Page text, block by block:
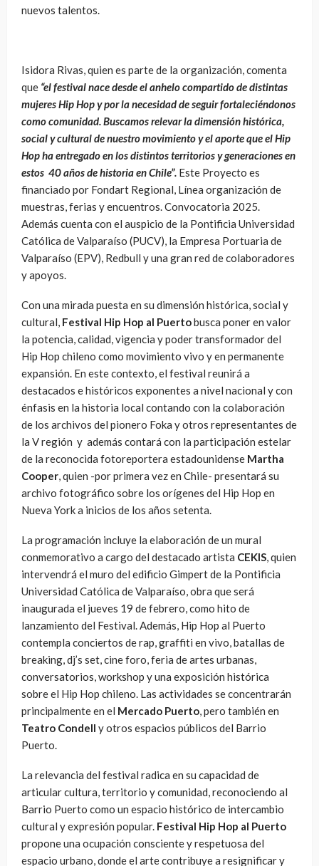
nuevos talentos.
Isidora Rivas, quien es parte de la organización, comenta
que “el festival nace desde el anhelo compartido de distintas
mujeres Hip Hop y por la necesidad de seguir fortaleciéndonos
como comunidad. Buscamos relevar la dimensión histórica,
social y cultural de nuestro movimiento y el aporte que el Hip
Hop ha entregado en los distintos territorios y generaciones en
estos 40 años de historia en Chile”. Este Proyecto es
financiado por Fondart Regional, Línea organización de
muestras, ferias y encuentros. Convocatoria 2025.
Además cuenta con el auspicio de la Pontificia Universidad
Católica de Valparaíso (PUCV), la Empresa Portuaria de
Valparaíso (EPV), Redbull y una gran red de colaboradores
y apoyos.
Con una mirada puesta en su dimensión histórica, social y
cultural, Festival Hip Hop al Puertobusca poner en valor
la potencia, calidad, vigencia y poder transformador del
Hip Hop chileno como movimiento vivo y en permanente
expansión. En este contexto, el festival reunirá a
destacados e históricos exponentes a nivel nacional y con
énfasis en la historia local contando con la colaboración
de los archivos del pionero Foka y otros representantes de
la V región y además contará con la participación estelar
de la reconocida fotoreportera estadounidense Martha
Cooper, quien -por primera vez en Chile- presentará su
archivo fotográfico sobre los orígenes del Hip Hop en
Nueva York a inicios de los años setenta.
La programación incluye la elaboración de un mural
conmemorativo a cargo del destacado artista CEKIS, quien
intervendrá el muro del edificio Gimpert de la Pontificia
Universidad Católica de Valparaíso, obra que será
inaugurada el jueves 19 de febrero, como hito de
lanzamiento del Festival. Además, Hip Hop al Puerto
contempla conciertos de rap, graffiti en vivo, batallas de
breaking, dj’s set, cine foro, feria de artes urbanas,
conversatorios, workshop y una exposición histórica
sobre el Hip Hop chileno. Las actividades se concentrarán
principalmente en el Mercado Puerto, pero también en
Teatro Condell y otros espacios públicos del Barrio
Puerto.
La relevancia del festival radica en su capacidad de
articular cultura, territorio y comunidad, reconociendo al
Barrio Puerto como un espacio histórico de intercambio
cultural y expresión popular. Festival Hip Hop al Puerto
propone una ocupación consciente y respetuosa del
espacio urbano, donde el arte contribuye a resignificar y